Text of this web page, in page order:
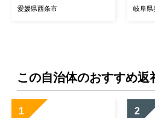
愛媛県西条市 岐阜県
この自治体のおすすめ返
1 2